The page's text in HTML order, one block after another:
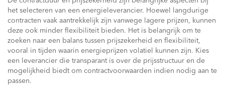
het selecteren van een energieleverancier. Hoewel langdurige
contracten vaak aantrekkelijk zijn vanwege lagere prijzen, kunnen
deze ook minder flexibiliteit bieden. Het is belangrijk om te
zoeken naar een balans tussen prijszekerheid en flexibiliteit,
vooral in tijden waarin energieprijzen volatiel kunnen zijn. Kies
een leverancier die transparant is over de prijsstructuur en de
mogelijkheid biedt om contractvoorwaarden indien nodig aan te
passen.